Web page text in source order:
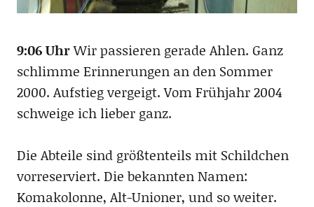
9:06 UhrWir passieren gerade Ahlen. Ganz
schlimme Erinnerungen an den Sommer
2000. Aufstieg vergeigt. Vom Frühjahr 2004
schweige ich lieber ganz.
Die Abteile sind größtenteils mit Schildchen
vorreserviert. Die bekannten Namen:
Komakolonne, Alt-Unioner, und so weiter.